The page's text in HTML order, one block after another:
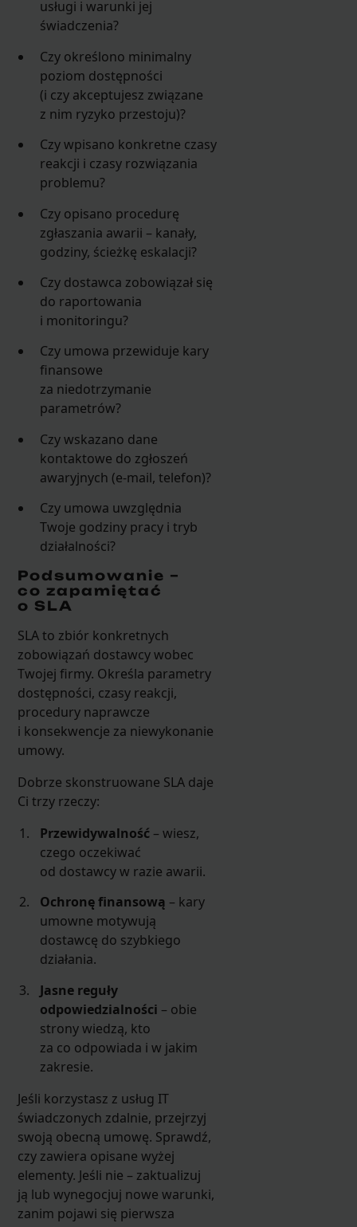
usługi i warunki jej
świadczenia?
Czy określono minimalny
poziom dostępności
(i czy akceptujesz związane
z nim ryzyko przestoju)?
Czy wpisano konkretne czasy
reakcji i czasy rozwiązania
problemu?
Czy opisano procedurę
zgłaszania awarii – kanały,
godziny, ścieżkę eskalacji?
Czy dostawca zobowiązał się
do raportowania
i monitoringu?
Czy umowa przewiduje kary
finansowe
za niedotrzymanie
parametrów?
Czy wskazano dane
kontaktowe do zgłoszeń
awaryjnych (e-mail, telefon)?
Czy umowa uwzględnia
Twoje godziny pracy i tryb
działalności?
Podsumowanie –
co zapamiętać
o SLA
SLA to zbiór konkretnych
zobowiązań dostawcy wobec
Twojej firmy. Określa parametry
dostępności, czasy reakcji,
procedury naprawcze
i konsekwencje za niewykonanie
umowy.
Dobrze skonstruowane SLA daje
Ci trzy rzeczy:
Przewidywalność – wiesz,
czego oczekiwać
od dostawcy w razie awarii.
Ochronę finansową – kary
umowne motywują
dostawcę do szybkiego
działania.
Jasne reguły
odpowiedzialności – obie
strony wiedzą, kto
za co odpowiada i w jakim
zakresie.
Jeśli korzystasz z usług IT
świadczonych zdalnie, przejrzyj
swoją obecną umowę. Sprawdź,
czy zawiera opisane wyżej
elementy. Jeśli nie – zaktualizuj
ją lub wynegocjuj nowe warunki,
zanim pojawi się pierwsza